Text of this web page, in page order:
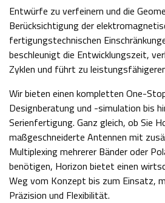
Entwürfe zu verfeinern und die
Berücksichtigung der
fertigungstechnischen
beschleunigt die Entwicklungszeit,
Zyklen und führt zu
Wir bieten einen kompletten One-
Designberatung und -simulation bis
Serienfertigung. Ganz gleich, ob Sie
maßgeschneiderte Antennen mit
Multiplexing mehrerer Bänder oder
benötigen, Horizon bietet einen
Weg vom Konzept bis zum Einsatz,
Präzision und Flexibilität.